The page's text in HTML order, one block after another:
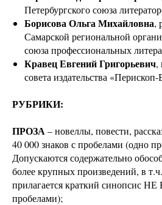
Петербургского союза
Борисова Ольга Михайловна,
Самарской региональной
союза профессиональных
Кравец Евгений Григорьевич,
совета издательства
РУБРИКИ:
ПРОЗА – новеллы, повести,
40 000 знаков с пробелами (одно
Допускаются содержательно
более крупных произведений, в
прилагается краткий синопсис
пробелами);